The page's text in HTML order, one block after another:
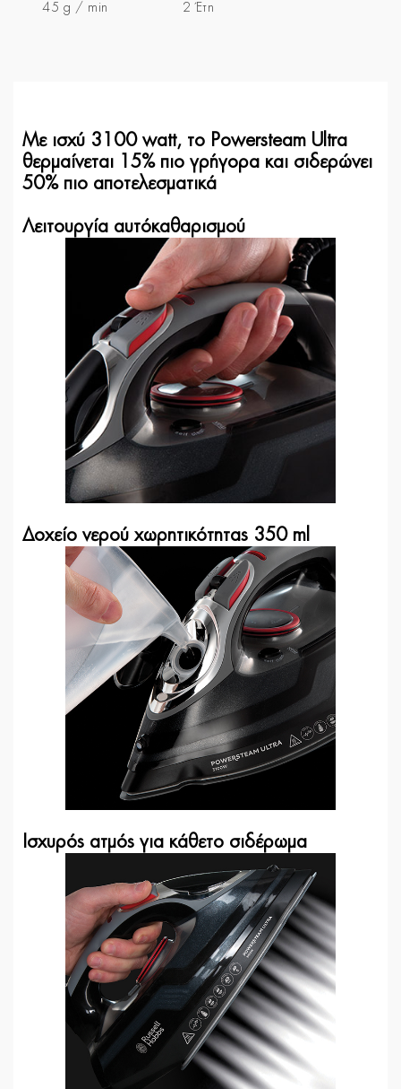
45 g / min 2 Έτη
Με ισχύ 3100 watt, το Powersteam Ultra
θερμαίνεται 15% πιο γρήγορα και σιδερώνει
50% πιο αποτελεσματικά
Λειτουργία αυτόκαθαρισμού
Δοχείο νερού χωρητικότητας 350 ml
Ισχυρός ατμός για κάθετο σιδέρωμα